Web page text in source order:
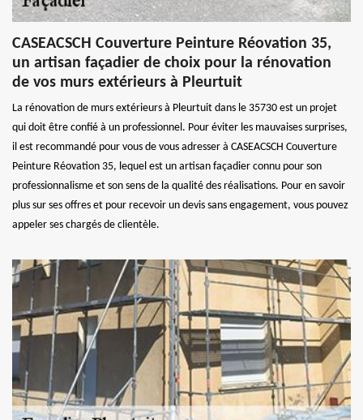
CASEACSCH Couverture Peinture Réovation 35,
un artisan façadier de choix pour la rénovation
de vos murs extérieurs à Pleurtuit
La rénovation de murs extérieurs à Pleurtuit dans le 35730 est un projet
qui doit être confié à un professionnel. Pour éviter les mauvaises surprises,
il est recommandé pour vous de vous adresser à CASEACSCH Couverture
Peinture Réovation 35, lequel est un artisan façadier connu pour son
professionnalisme et son sens de la qualité des réalisations. Pour en savoir
plus sur ses offres et pour recevoir un devis sans engagement, vous pouvez
appeler ses chargés de clientèle.